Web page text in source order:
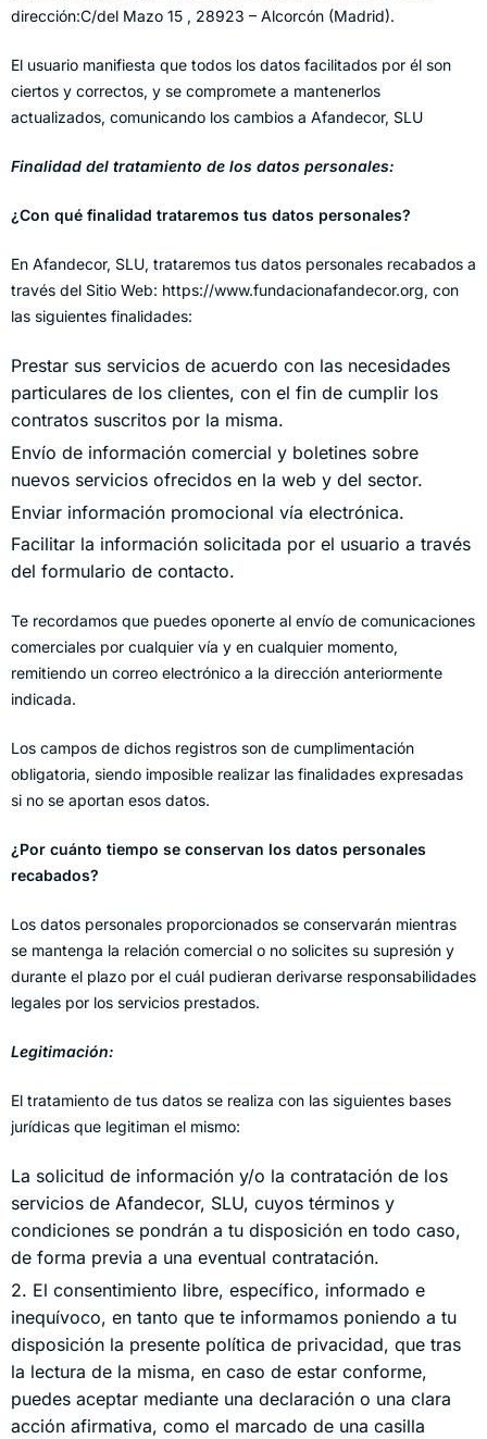
dirección:C/del Mazo 15 , 28923 – Alcorcón (Madrid).
El usuario manifiesta que todos los datos facilitados por él son
ciertos y correctos, y se compromete a mantenerlos
actualizados, comunicando los cambios a Afandecor, SLU
Finalidad del tratamiento de los datos personales:
¿Con qué finalidad trataremos tus datos personales?
En Afandecor, SLU, trataremos tus datos personales recabados a
través del Sitio Web: https://www.fundacionafandecor.org, con
las siguientes finalidades:
Prestar sus servicios de acuerdo con las necesidades
particulares de los clientes, con el fin de cumplir los
contratos suscritos por la misma.
Envío de información comercial y boletines sobre
nuevos servicios ofrecidos en la web y del sector.
Enviar información promocional vía electrónica.
Facilitar la información solicitada por el usuario a través
del formulario de contacto.
Te recordamos que puedes oponerte al envío de comunicaciones
comerciales por cualquier vía y en cualquier momento,
remitiendo un correo electrónico a la dirección anteriormente
indicada.
Los campos de dichos registros son de cumplimentación
obligatoria, siendo imposible realizar las finalidades expresadas
si no se aportan esos datos.
¿Por cuánto tiempo se conservan los datos personales
recabados?
Los datos personales proporcionados se conservarán mientras
se mantenga la relación comercial o no solicites su supresión y
durante el plazo por el cuál pudieran derivarse responsabilidades
legales por los servicios prestados.
Legitimación:
El tratamiento de tus datos se realiza con las siguientes bases
jurídicas que legitiman el mismo:
La solicitud de información y/o la contratación de los
servicios de Afandecor, SLU, cuyos términos y
condiciones se pondrán a tu disposición en todo caso,
de forma previa a una eventual contratación.
2. El consentimiento libre, específico, informado e
inequívoco, en tanto que te informamos poniendo a tu
disposición la presente política de privacidad, que tras
la lectura de la misma, en caso de estar conforme,
puedes aceptar mediante una declaración o una clara
acción afirmativa, como el marcado de una casilla